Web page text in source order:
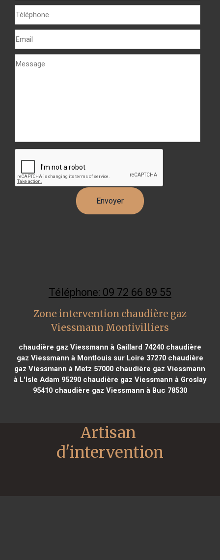
Téléphone: 09 72 66 89 55
Zone intervention chaudière gaz
Viessmann Montivilliers
chaudière gaz Viessmann à Gaillard 74240chaudière
gaz Viessmann à Montlouis sur Loire 37270chaudière
gaz Viessmann à Metz 57000 chaudière gaz Viessmann
à L'Isle Adam 95290chaudière gaz Viessmann à Groslay
95410chaudière gaz Viessmann à Buc 78530
Artisan
d'intervention